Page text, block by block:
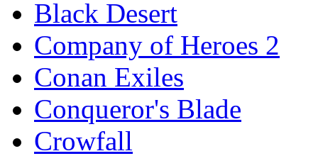
Black Desert
Company of Heroes 2
Conan Exiles
Conqueror's Blade
Crowfall